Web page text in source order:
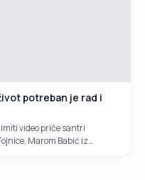
potreban je rad i
video priče santri
Marom Babić iz